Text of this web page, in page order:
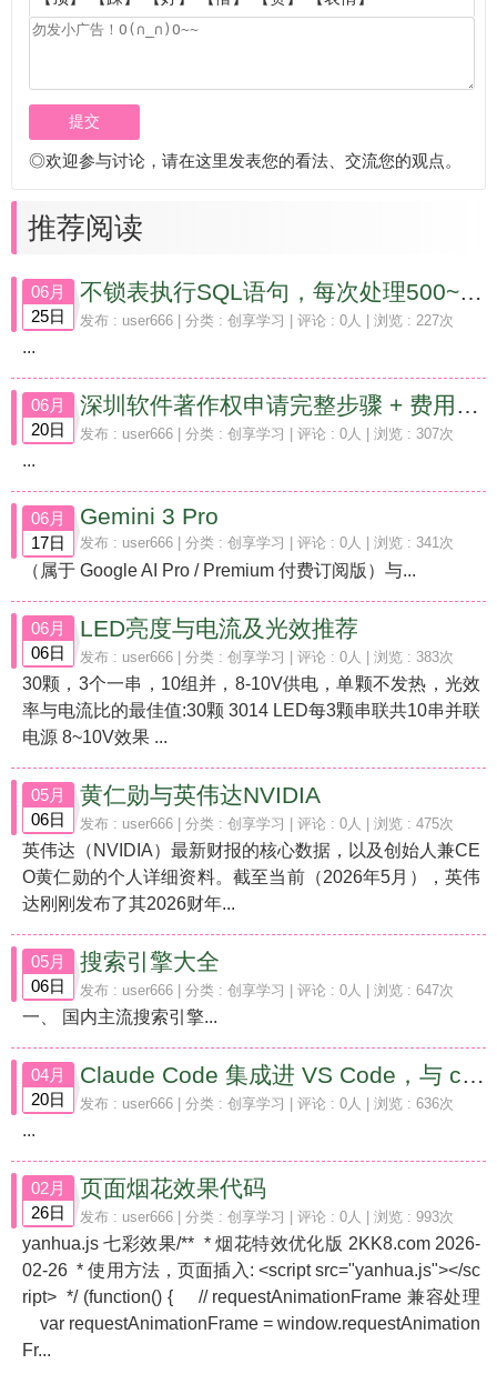
◎欢迎参与讨论，请在这里发表您的看法、交流您的观点。
推荐阅读
06月
25日
不锁表执行SQL语句，每次处理500~1000条，并输出日志记录执行情况的操作方法
发布 : user666 | 分类 : 创享学习 | 评论 : 0人 | 浏览 : 227次
...
06月
20日
深圳软件著作权申请完整步骤 + 费用（2026 最新）
发布 : user666 | 分类 : 创享学习 | 评论 : 0人 | 浏览 : 307次
...
06月
17日
Gemini 3 Pro
发布 : user666 | 分类 : 创享学习 | 评论 : 0人 | 浏览 : 341次
（属于 Google AI Pro / Premium 付费订阅版）与...
06月
06日
LED亮度与电流及光效推荐
发布 : user666 | 分类 : 创享学习 | 评论 : 0人 | 浏览 : 383次
30颗，3个一串，10组并，8-10V供电，单颗不发热，光效
率与电流比的最佳值:30颗 3014 LED每3颗串联共10串并联
电源 8~10V效果 ...
05月
06日
黄仁勋与英伟达NVIDIA
发布 : user666 | 分类 : 创享学习 | 评论 : 0人 | 浏览 : 475次
英伟达（NVIDIA）最新财报的核心数据，以及创始人兼CE
O黄仁勋的个人详细资料。截至当前（2026年5月），英伟
达刚刚发布了其2026财年...
05月
06日
搜索引擎大全
发布 : user666 | 分类 : 创享学习 | 评论 : 0人 | 浏览 : 647次
一、 国内主流搜索引擎...
04月
20日
Claude Code 集成进 VS Code，与 claude.ai 网页版的代码编程能力对比
发布 : user666 | 分类 : 创享学习 | 评论 : 0人 | 浏览 : 636次
...
02月
26日
页面烟花效果代码
发布 : user666 | 分类 : 创享学习 | 评论 : 0人 | 浏览 : 993次
yanhua.js 七彩效果/** * 烟花特效优化版 2KK8.com 2026-
02-26 * 使用方法，页面插入: <script src="yanhua.js"></sc
ript> */ (function() { // requestAnimationFrame 兼容处理
var requestAnimationFrame = window.requestAnimation
Fr...